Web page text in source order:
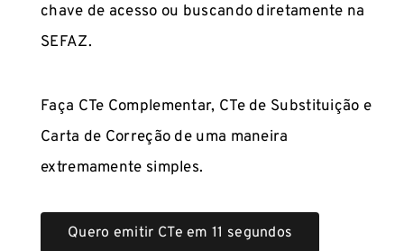
chave de acesso ou buscando diretamente na
SEFAZ.
Faça CTe Complementar, CTe de Substituição e
Carta de Correção de uma maneira
extremamente simples.
Quero emitir CTe em 11 segundos